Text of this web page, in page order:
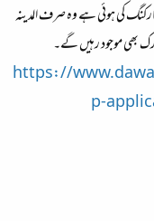
لائبریری ورژن4.0 میں بک مارکنگ کی ہوئی ہے وہ صرف المدینہ
https://
p-